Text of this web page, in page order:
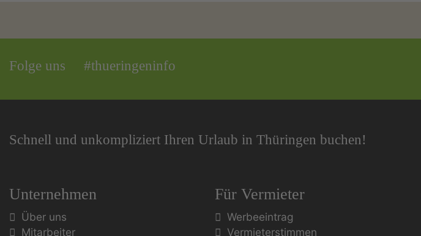
Folge uns #thueringeninfo
Schnell und unkompliziert Ihren Urlaub in Thüringen buchen!
Unternehmen
Über uns
Mitarbeiter
Für Vermieter
Werbeeintrag
Vermieterstimmen